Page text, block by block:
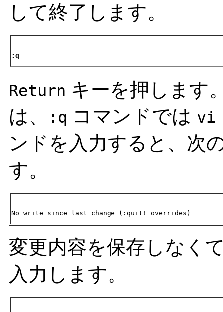
して終了します。
:q
Return キーを押します
は、
:q コマンドでは vi
ンドを入力すると、次
す。
No write since last change (:quit! overrides)
変更内容を保存しなく
入力します。